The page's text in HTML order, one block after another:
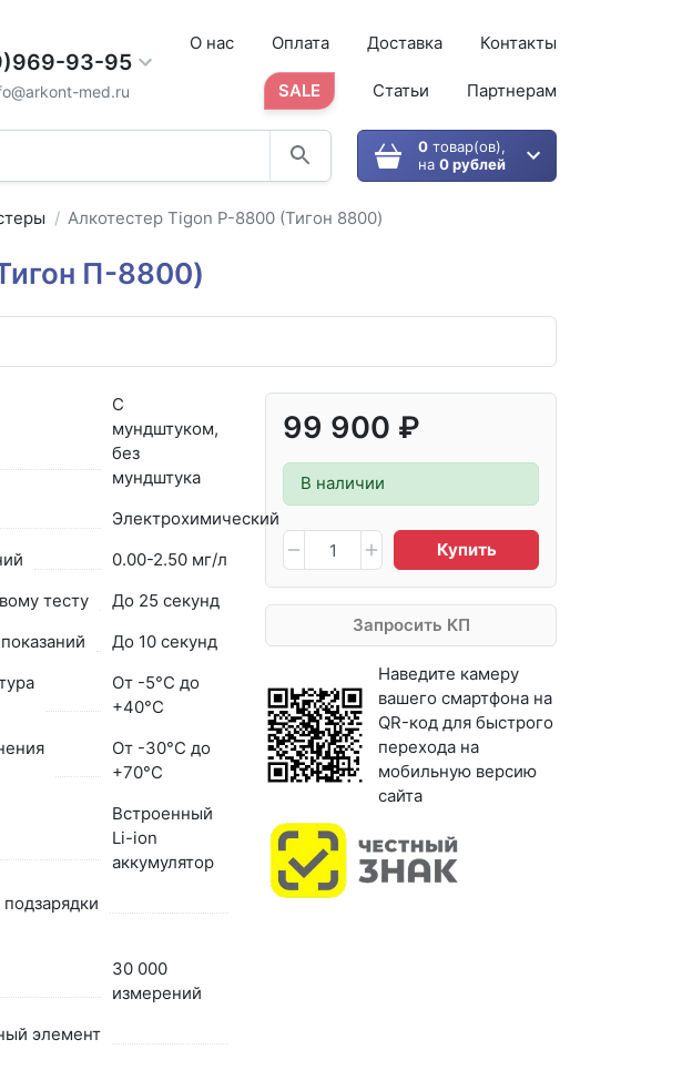
93-95
med.ru
О нас Оплата Доставка Контакты
SALE Статьи Партнерам
0товар(ов),
на 0 рублей
Алкотестер Tigon P-8800 (Тигон 8800)
П-8800)
99 900 ₽
В наличии
Купить
Запросить КП
Наведите камеру
вашего смартфона на
QR-код для быстрого
перехода на
мобильную версию
сайта
С
мундштуком,
без
мундштука
Электрохимический
0.00-2.50 мг/л
тесту
До 25 секунд
До 10 секунд
От -5°С до
+40°С
От -30°С до
+70°С
Встроенный
Li-ion
аккумулятор
30 000
измерений
элемент